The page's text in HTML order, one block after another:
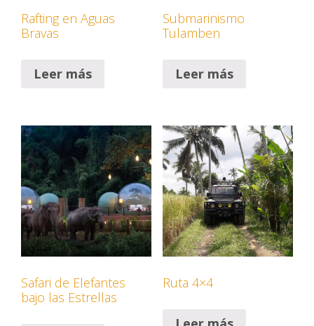
Rafting en Aguas
Bravas
Leer más
Submarinismo
Tulamben
Leer más
Safari de Elefantes
bajo las Estrellas
Ruta 4×4